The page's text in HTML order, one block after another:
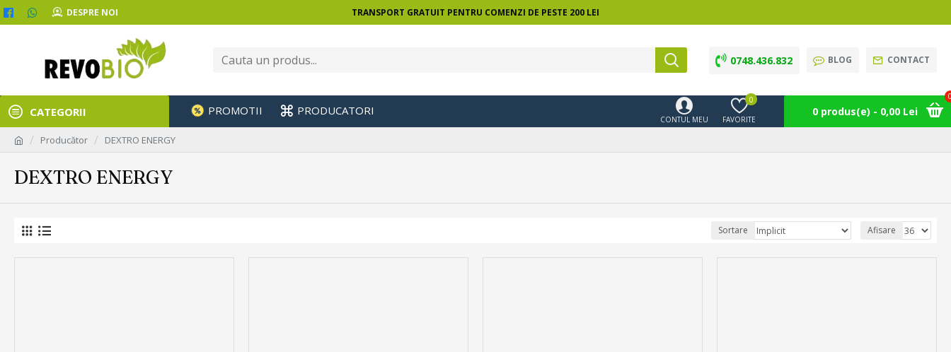
DESPRE NOI TRANSPORT GRATUIT PENTRU COMENZI DE PESTE 200 LEI
0748.436.832 BLOG CONTACT
CATEGORII PROMOTII PRODUCATORI
CONTUL MEU FAVORITE
0
0 produs(e) - 0,00 Lei
Producător DEXTRO ENERGY
DEXTRO ENERGY
Sortare Afisare